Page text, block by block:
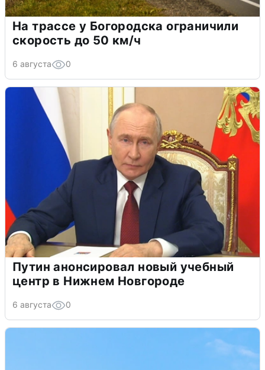
На трассе у Богородска ограничили
скорость до 50 км/ч
6 августа 0
Путин анонсировал новый учебный
центр в Нижнем Новгороде
6 августа 0